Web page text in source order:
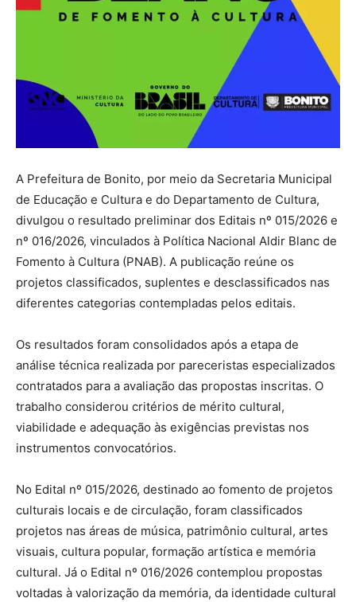
A Prefeitura de Bonito, por meio da Secretaria Municipal
de Educação e Cultura e do Departamento de Cultura,
divulgou o resultado preliminar dos Editais nº 015/2026 e
nº 016/2026, vinculados à Política Nacional Aldir Blanc de
Fomento à Cultura (PNAB). A publicação reúne os
projetos classificados, suplentes e desclassificados nas
diferentes categorias contempladas pelos editais.
Os resultados foram consolidados após a etapa de
análise técnica realizada por pareceristas especializados
contratados para a avaliação das propostas inscritas. O
trabalho considerou critérios de mérito cultural,
viabilidade e adequação às exigências previstas nos
instrumentos convocatórios.
No Edital nº 015/2026, destinado ao fomento de projetos
culturais locais e de circulação, foram classificados
projetos nas áreas de música, patrimônio cultural, artes
visuais, cultura popular, formação artística e memória
cultural. Já o Edital nº 016/2026 contemplou propostas
voltadas à valorização da memória, da identidade cultural